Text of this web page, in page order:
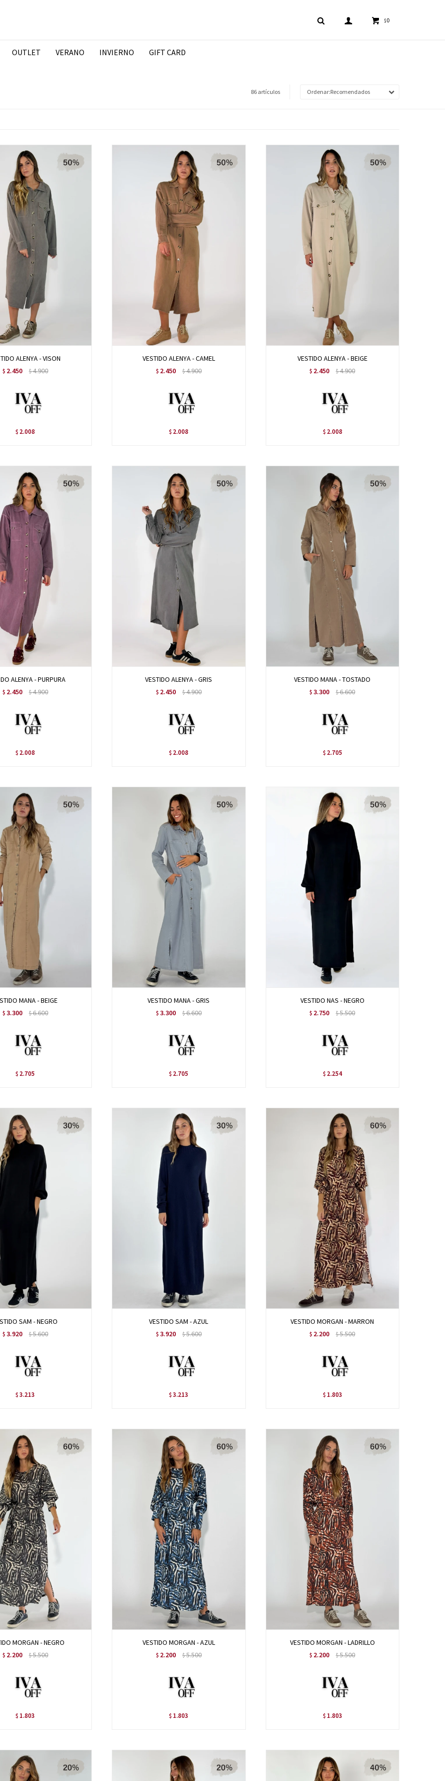
OUTLET VERANO INVIERNO GIFT CARD
$0
86 artículos Recomendados
ALENYA - VISON
$ 2.450 $4.900
$ 2.008
VESTIDO ALENYA - CAMEL
$ 2.450 $4.900
$ 2.008
VESTIDO ALENYA - BEIGE
$ 2.450 $4.900
$ 2.008
ALENYA - PURPURA
$ 2.450 $4.900
$ 2.008
VESTIDO ALENYA - GRIS
$ 2.450 $4.900
$ 2.008
VESTIDO MANA - TOSTADO
$ 3.300 $6.600
$ 2.705
MANA - BEIGE
$ 3.300 $6.600
$ 2.705
VESTIDO MANA - GRIS
$ 3.300 $6.600
$ 2.705
VESTIDO NAS - NEGRO
$ 2.750 $5.500
$ 2.254
SAM - NEGRO
$ 3.920 $5.600
$ 3.213
VESTIDO SAM - AZUL
$ 3.920 $5.600
$ 3.213
VESTIDO MORGAN - MARRON
$ 2.200 $5.500
$ 1.803
MORGAN - NEGRO
$ 2.200 $5.500
$ 1.803
VESTIDO MORGAN - AZUL
$ 2.200 $5.500
$ 1.803
VESTIDO MORGAN - LADRILLO
$ 2.200 $5.500
$ 1.803